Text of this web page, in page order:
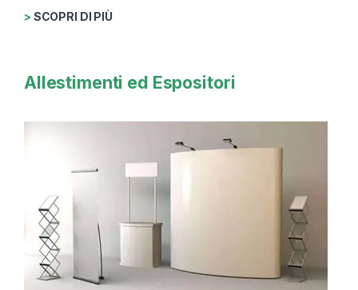
> SCOPRI DI PIÙ
Allestimenti ed Espositori